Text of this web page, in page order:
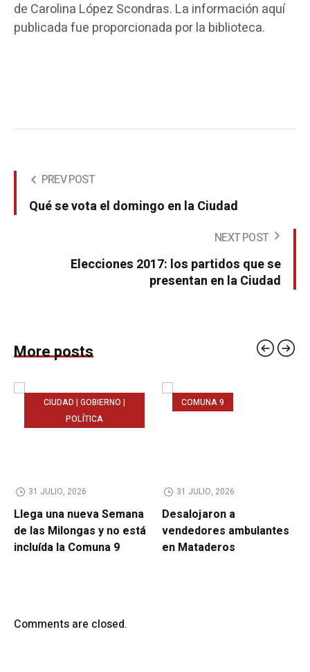
de Carolina López Scondras. La información aquí
publicada fue proporcionada por la biblioteca.
PREV POST
Qué se vota el domingo en la Ciudad
NEXT POST
Elecciones 2017: los partidos que se
presentan en la Ciudad
More posts
CIUDAD | GOBIERNO |
POLÍTICA
31 JULIO, 2026
Llega una nueva Semana
de las Milongas y no está
incluída la Comuna 9
COMUNA 9
31 JULIO, 2026
Desalojaron a
vendedores ambulantes
en Mataderos
Comments are closed.